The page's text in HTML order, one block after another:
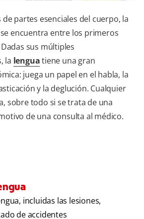
partes esenciales del cuerpo, la
encuentra entre los primeros
sus múltiples
la lenguatiene una gran
juega un papel en el habla, la
y la deglución. Cualquier
sobre todo si se trata de una
de una consulta al médico.
incluidas las lesiones,
de accidentes